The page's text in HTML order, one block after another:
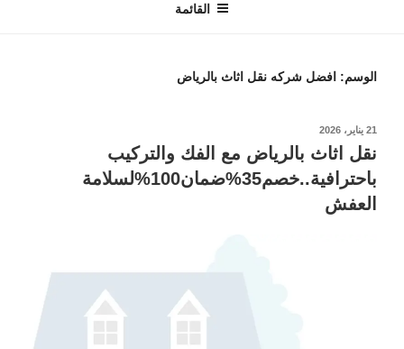
القائمة
الوسم: افضل شركه نقل اثاث بالرياض
نُشر
21 يناير، 2026
نقل اثاث بالرياض مع الفك والتركيب
باحترافية..خصم35%ضمان100%لسلامة
العفش